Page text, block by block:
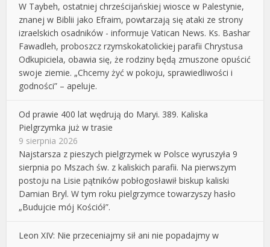
W Taybeh, ostatniej chrześcijańskiej wiosce w Palestynie,
znanej w Biblii jako Efraim, powtarzają się ataki ze strony
izraelskich osadników - informuje Vatican News. Ks. Bashar
Fawadleh, proboszcz rzymskokatolickiej parafii Chrystusa
Odkupiciela, obawia się, że rodziny będą zmuszone opuścić
swoje ziemie. „Chcemy żyć w pokoju, sprawiedliwości i
godności” – apeluje.
Od prawie 400 lat wędrują do Maryi. 389. Kaliska
Pielgrzymka już w trasie
9 sierpnia 2026
Najstarsza z pieszych pielgrzymek w Polsce wyruszyła 9
sierpnia po Mszach św. z kaliskich parafii. Na pierwszym
postoju na Lisie pątników pobłogosławił biskup kaliski
Damian Bryl. W tym roku pielgrzymce towarzyszy hasło
„Budujcie mój Kościół”.
Leon XIV: Nie przeceniajmy sił ani nie popadajmy w